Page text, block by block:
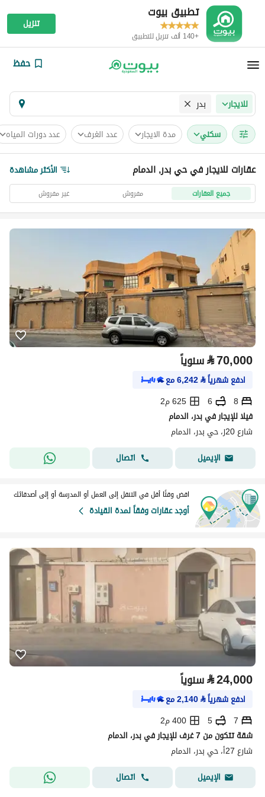
تطبيق بيوت
+140 ألف تنزيل للتطبيق
تنزيل
حفظ
للايجار بدر
سكني مدة الايجار عدد الغرف عدد دورات المياه
عقارات للايجار في حي بدر, الدمام الأكثر مشاهدة
جميع العقارات مفروش غير مفروش
⃁70,000 سنوياً
ادفع شهرياً⃁
6,242مع
8
6
625 م2
فيلا للإيجار في بدر، الدمام
شارع 20ز، حي بدر، الدمام
الإيميل
اتصال
اقض وقتًا أقل في التنقل إلى العمل أو المدرسة أو إلى أصدقائك
أوجد عقارات وفقاً لمدة القيادة
⃁24,000 سنوياً
ادفع شهرياً⃁
2,140مع
7
5
400 م2
شقة تتكون من 7 غرف للإيجار في بدر، الدمام
شارع 27أ، حي بدر، الدمام
الإيميل
اتصال